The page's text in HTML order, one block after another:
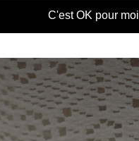
C'est OK pour moi